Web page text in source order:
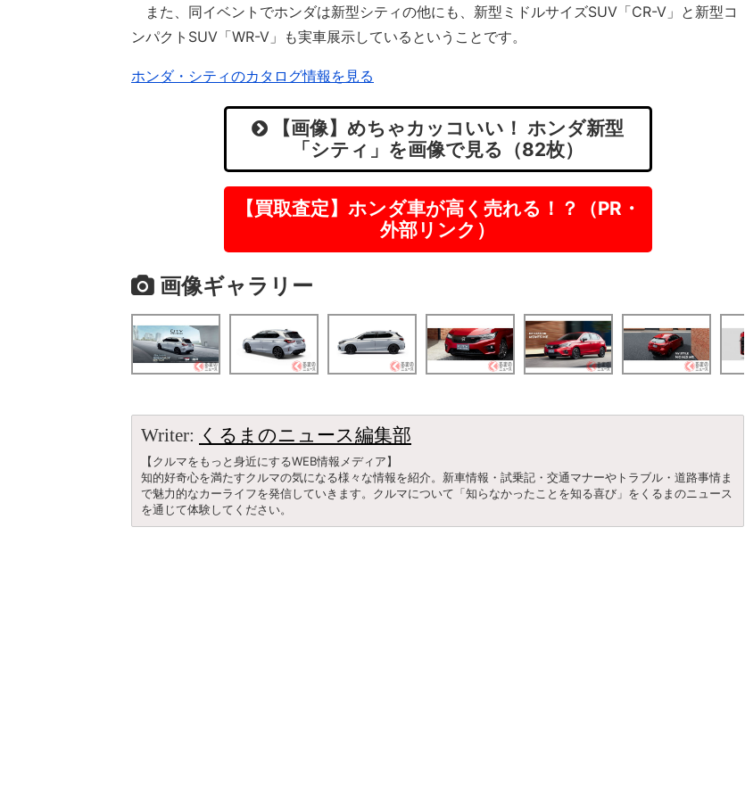
また、同イベントでホンダは新型シティの他にも、新型ミドルサイズSUV「CR-V」と新型コ
ンパクトSUV「WR-V」も実車展示しているということです。
ホンダ・シティのカタログ情報を見る
【画像】めちゃカッコいい！ ホンダ新型
「シティ」を画像で見る（82枚）
【買取査定】ホンダ車が高く売れる！？（PR・
外部リンク）
画像ギャラリー
Writer: くるまのニュース編集部
【クルマをもっと身近にするWEB情報メディア】
知的好奇心を満たすクルマの気になる様々な情報を紹介。新車情報・試乗記・交通マナーやトラブル・道路事情ま
で魅力的なカーライフを発信していきます。クルマについて「知らなかったことを知る喜び」をくるまのニュース
を通じて体験してください。